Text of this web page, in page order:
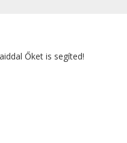
Őket is segíted!